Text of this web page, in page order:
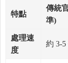
特點
傳統
準)
處理速
度
約 3-5